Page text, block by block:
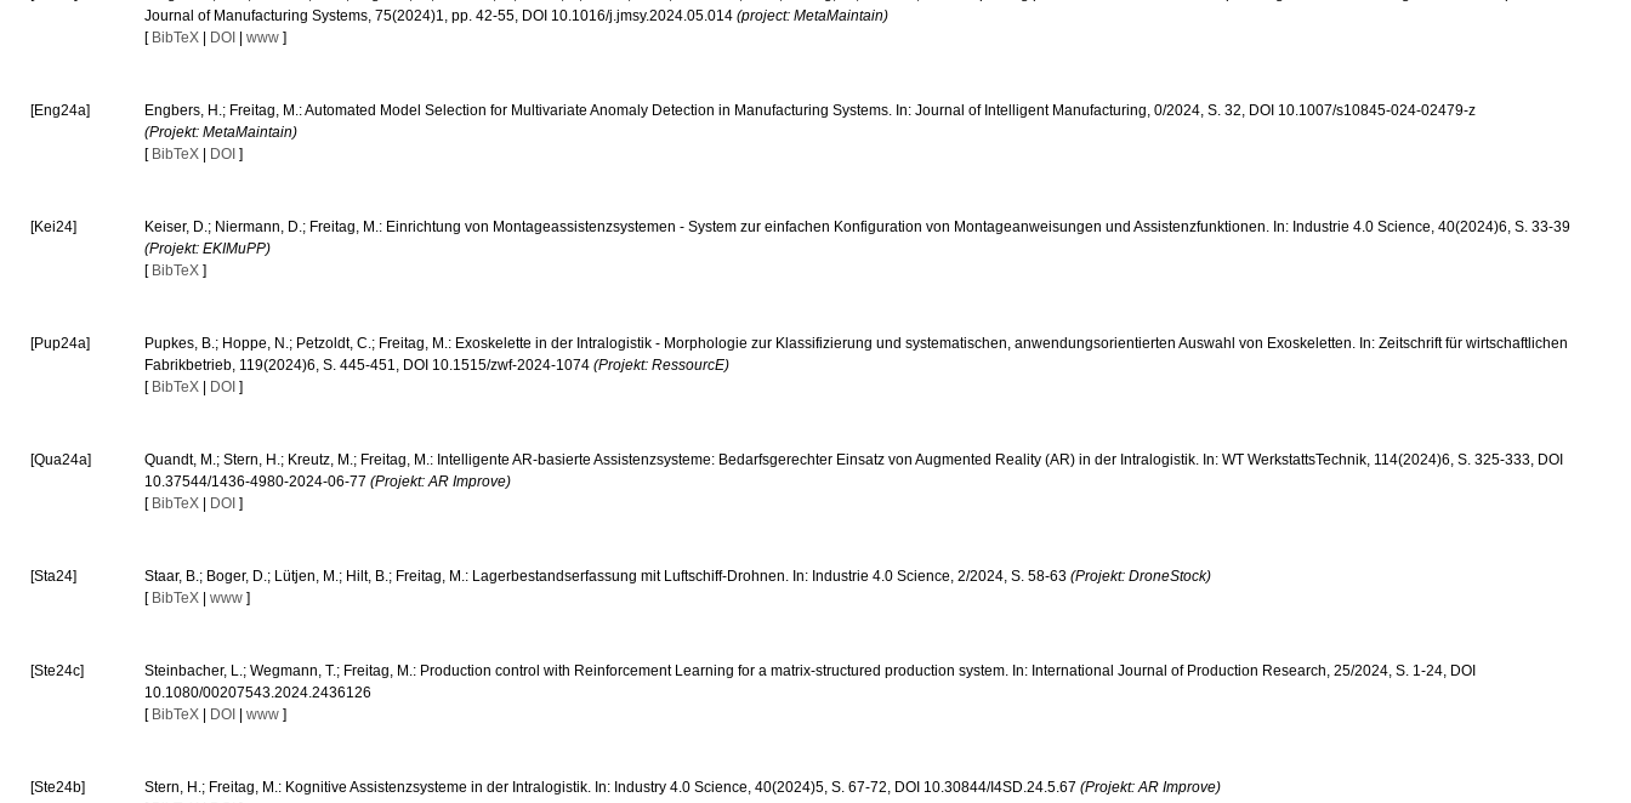
Journal of Manufacturing Systems, 75(2024)1, pp. 42-55, DOI 10.1016/j.jmsy.2024.05.014(project: MetaMaintain)
[ BibTeX DOI |www ]
[Eng24a]
Engbers, H.; Freitag, M.: Automated Model Selection for Multivariate Anomaly Detection in Manufacturing Systems. In: Journal of Intelligent Manufacturing, 0/2024, S. 32, DOI 10.1007/s10845-024-02479-z
(Projekt: MetaMaintain)
[ BibTeX DOI ]
[Kei24]
Keiser, D.; Niermann, D.; Freitag, M.: Einrichtung von Montageassistenzsystemen - System zur einfachen Konfiguration von Montageanweisungen und Assistenzfunktionen. In: Industrie 4.0 Science, 40(2024)6, S. 33-39
(Projekt: EKIMuPP)
[ BibTeX ]
[Pup24a]
Pupkes, B.; Hoppe, N.; Petzoldt, C.; Freitag, M.: Exoskelette in der Intralogistik - Morphologie zur Klassifizierung und systematischen, anwendungsorientierten Auswahl von Exoskeletten. In: Zeitschrift für wirtschaftlichen
Fabrikbetrieb, 119(2024)6, S. 445-451, DOI 10.1515/zwf-2024-1074(Projekt: RessourcE)
[ BibTeX DOI ]
[Qua24a]
Quandt, M.; Stern, H.; Kreutz, M.; Freitag, M.: Intelligente AR-basierte Assistenzsysteme: Bedarfsgerechter Einsatz von Augmented Reality (AR) in der Intralogistik. In: WT WerkstattsTechnik, 114(2024)6, S. 325-333, DOI
10.37544/1436-4980-2024-06-77(Projekt: AR Improve)
[ BibTeX DOI ]
[Sta24] Staar, B.; Boger, D.; Lütjen, M.; Hilt, B.; Freitag, M.: Lagerbestandserfassung mit Luftschiff-Drohnen. In: Industrie 4.0 Science, 2/2024, S. 58-63(Projekt: DroneStock)
[ BibTeX |www ]
[Ste24c]
Steinbacher, L.; Wegmann, T.; Freitag, M.: Production control with Reinforcement Learning for a matrix-structured production system. In: International Journal of Production Research, 25/2024, S. 1-24, DOI
10.1080/00207543.2024.2436126
[ BibTeX DOI |www ]
[Ste24b] Stern, H.; Freitag, M.: Kognitive Assistenzsysteme in der Intralogistik. In: Industry 4.0 Science, 40(2024)5, S. 67-72, DOI 10.30844/I4SD.24.5.67(Projekt: AR Improve)